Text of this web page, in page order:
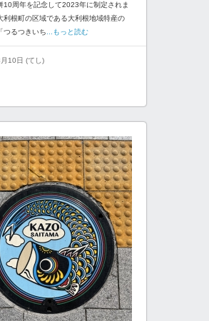
10周年を記念して2023年に制定されま
利根町の区域である大利根地域特産の
つるつきいち ...もっと読む
10日 (てし)